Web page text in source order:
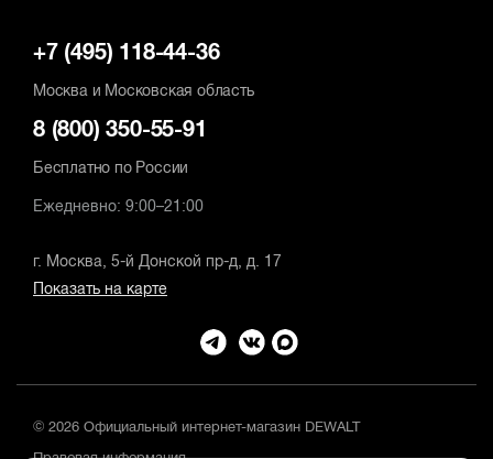
+7 (495) 118-44-36
Москва и Московская область
8 (800) 350-55-91
Бесплатно по России
Ежедневно: 9:00–21:00
г. Москва, 5-й Донской пр-д, д. 17
Показать на карте
© 2026 Официальный интернет-магазин DEWALT